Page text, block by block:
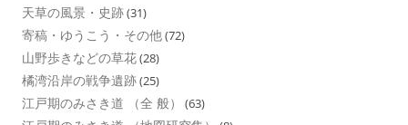
天草の風景・史跡(31)
寄稿・ゆうこう・その他(72)
山野歩きなどの草花(28)
橘湾沿岸の戦争遺跡(25)
江戸期のみさき道 （全 般） (63)